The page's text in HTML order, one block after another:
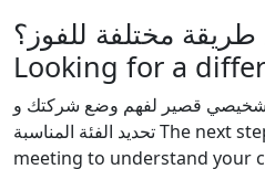
مختلفة للفوز؟
Looking for a
تشخيصي قصير لفهم وضع شركتك و
تحديد الفئة المناسبةThe next
meeting to understand your